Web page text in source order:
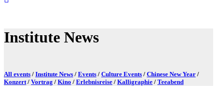
Institute News
All events / Institute News / Events / Culture Events / Chinese New Year /
Konzert/ Vortrag / Kino / Erlebnisreise / Kalligraphie / Teeabend